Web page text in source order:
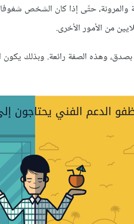
والمرونة، حتّى إذا كان الشخص
من الأمور الأخرى.
وهذه الصفة رائعة. وبذلك يكون